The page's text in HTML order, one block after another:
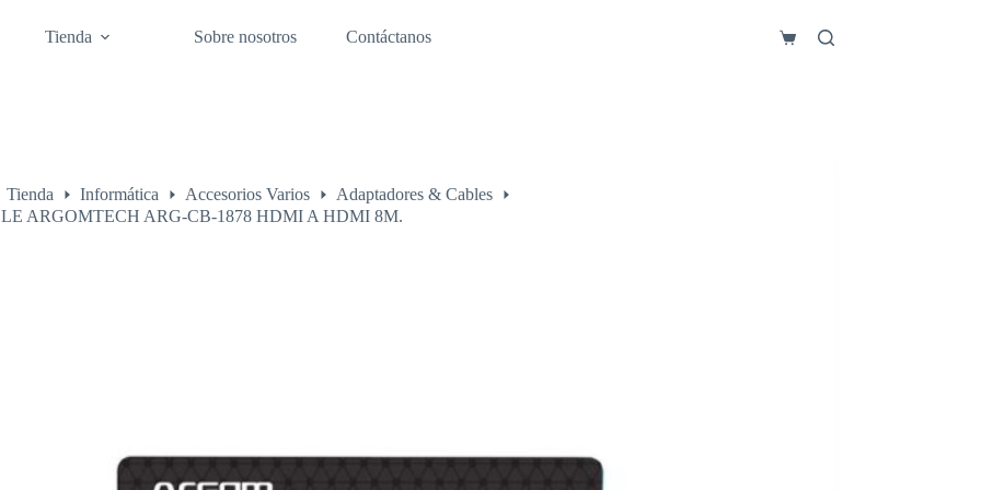
Tienda Sobre nosotros Contáctanos
Carro
Tienda Informática Accesorios Varios
Adaptadores & Cables
ARGOMTECH ARG-CB-1878 HDMI A HDMI 8M.